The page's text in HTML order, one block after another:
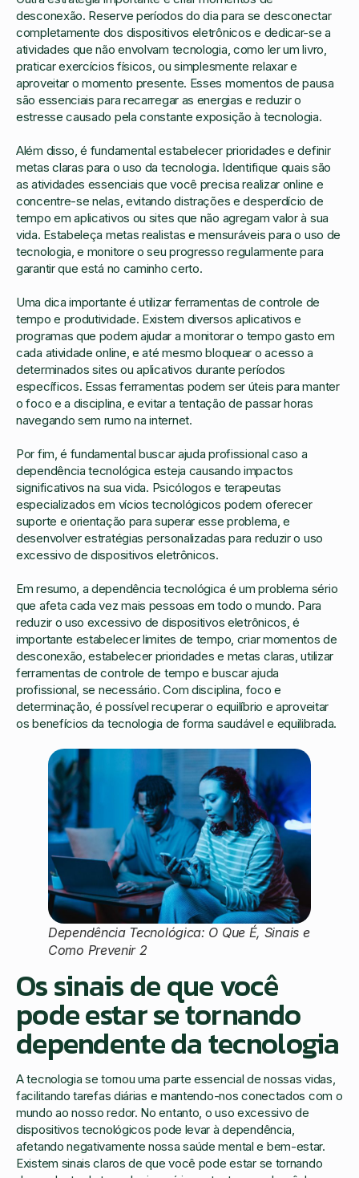
desconexão. Reserve períodos do dia para se desconectar
completamente dos dispositivos eletrônicos e dedicar-se a
atividades que não envolvam tecnologia, como ler um livro,
praticar exercícios físicos, ou simplesmente relaxar e
aproveitar o momento presente. Esses momentos de pausa
são essenciais para recarregar as energias e reduzir o
estresse causado pela constante exposição à tecnologia.
Além disso, é fundamental estabelecer prioridades e definir
metas claras para o uso da tecnologia. Identifique quais são
as atividades essenciais que você precisa realizar online e
concentre-se nelas, evitando distrações e desperdício de
tempo em aplicativos ou sites que não agregam valor à sua
vida. Estabeleça metas realistas e mensuráveis para o uso de
tecnologia, e monitore o seu progresso regularmente para
garantir que está no caminho certo.
Uma dica importante é utilizar ferramentas de controle de
tempo e produtividade. Existem diversos aplicativos e
programas que podem ajudar a monitorar o tempo gasto em
cada atividade online, e até mesmo bloquear o acesso a
determinados sites ou aplicativos durante períodos
específicos. Essas ferramentas podem ser úteis para manter
o foco e a disciplina, e evitar a tentação de passar horas
navegando sem rumo na internet.
Por fim, é fundamental buscar ajuda profissional caso a
dependência tecnológica esteja causando impactos
significativos na sua vida. Psicólogos e terapeutas
especializados em vícios tecnológicos podem oferecer
suporte e orientação para superar esse problema, e
desenvolver estratégias personalizadas para reduzir o uso
excessivo de dispositivos eletrônicos.
Em resumo, a dependência tecnológica é um problema sério
que afeta cada vez mais pessoas em todo o mundo. Para
reduzir o uso excessivo de dispositivos eletrônicos, é
importante estabelecer limites de tempo, criar momentos de
desconexão, estabelecer prioridades e metas claras, utilizar
ferramentas de controle de tempo e buscar ajuda
profissional, se necessário. Com disciplina, foco e
determinação, é possível recuperar o equilíbrio e aproveitar
os benefícios da tecnologia de forma saudável e equilibrada.
Dependência Tecnológica: O Que É, Sinais e
Como Prevenir 2
Os sinais de que você
pode estar se tornando
dependente da tecnologia
A tecnologia se tornou uma parte essencial de nossas vidas,
facilitando tarefas diárias e mantendo-nos conectados com o
mundo ao nosso redor. No entanto, o uso excessivo de
dispositivos tecnológicos pode levar à dependência,
afetando negativamente nossa saúde mental e bem-estar.
Existem sinais claros de que você pode estar se tornando